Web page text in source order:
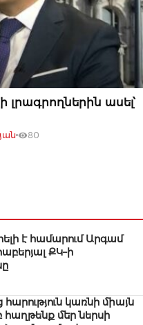
ասել՝
80
է համարում Արգամ
ՔԿ–ի
կառնի միայն
մեր ներսի